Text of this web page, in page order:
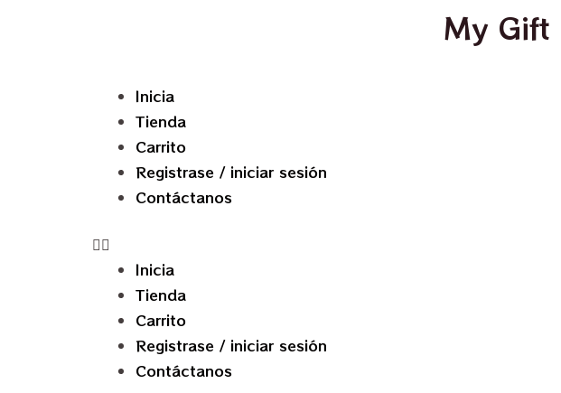
My Gift
Inicia
Tienda
Carrito
Registrase / iniciar sesión
Contáctanos
Inicia
Tienda
Carrito
Registrase / iniciar sesión
Contáctanos